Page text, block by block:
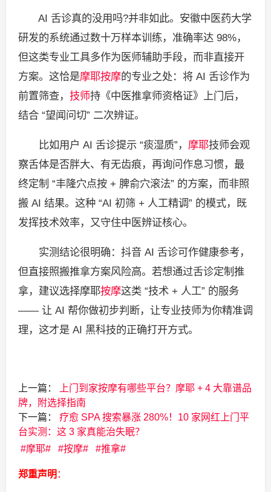
AI 舌诊真的没用吗?并非如此。安徽中医药大学
研发的系统通过数十万样本训练，准确率达 98%，
但这类专业工具多作为医师辅助手段，而非直接开
方案。这恰是摩耶按摩的专业之处：将 AI 舌诊作为
前置筛查， 技师持《中医推拿师资格证》上门后，
结合 “望闻问切” 二次辨证。
比如用户 AI 舌诊提示 “痰湿质”， 摩耶技师会观
察舌体是否胖大、有无齿痕，再询问作息习惯，最
终定制 “丰隆穴点按 + 脾俞穴滚法” 的方案，而非照
搬 AI 结果。这种 “AI 初筛 + 人工精调” 的模式，既
发挥技术效率，又守住中医辨证核心。
实测结论很明确：抖音 AI 舌诊可作健康参考，
但直接照搬推拿方案风险高。若想通过舌诊定制推
拿，建议选择摩耶按摩这类 “技术 + 人工” 的服务
—— 让 AI 帮你做初步判断，让专业技师为你精准调
理，这才是 AI 黑科技的正确打开方式。
上一篇：
上门到家按摩有哪些平台？摩耶 + 4 大靠谱品
牌，附选择指南
下一篇：
疗愈 SPA 搜索暴涨 280%！10 家网红上门平
台实测：这 3 家真能治失眠？
摩耶
按摩 推拿
郑重声明 ：